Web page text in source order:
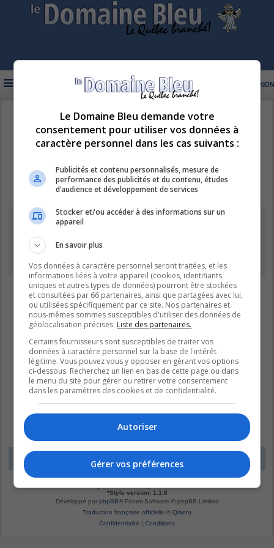
CONNEXION
INSCRIPTION
LE DOMAINE BLEU
Information
Vous ne pouvez pas effectuer de recherche pour le moment car le
LE DOMAINE BLEU UTC-04:00
*Original byChristian 2.0
*Style version: 1.1.8
Développé par phpBB® Forum Software © phpBB Limited
Traduction française officielle © Qiaeru
Confidentialité | Conditions
Le Domaine Bleu demande votre
consentement pour utiliser vos données à
caractère personnel dans les cas suivants :
Publicités et contenu personnalisés, mesure de
performance des publicités et du contenu, études
d’audience et développement de services
Stocker et/ou accéder à des informations sur un
appareil
En savoir plus
Vos données à caractère personnel seront traitées, et les
informations liées à votre appareil (cookies, identifiants
uniques et autres types de données) pourront être stockées
et consultées par 66 partenaires, ainsi que partagées avec lui,
ou utilisées spécifiquement par ce site. Nos partenaires et
nous-mêmes sommes susceptibles d'utiliser des données de
géolocalisation précises. Liste des partenaires.
Certains fournisseurs sont susceptibles de traiter vos
données à caractère personnel sur la base de l'intérêt
légitime. Vous pouvez vous y opposer en gérant vos options
ci-dessous. Recherchez un lien en bas de cette page ou dans
le menu du site pour gérer ou retirer votre consentement
dans les paramètres des cookies et de confidentialité.
Autoriser
Gérer vos préférences